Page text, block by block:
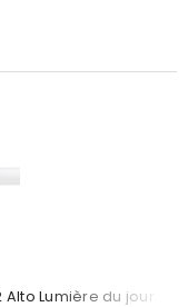
Lumière du jour